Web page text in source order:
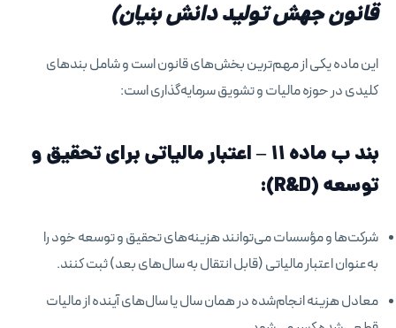
قانون جهش تولید دانش بنیان)
این ماده یکی از مهم‌ترین بخش‌های قانون است و شامل بندهای
کلیدی در حوزه مالیات و تشویق سرمایه‌گذاری است:
بند ب ماده ۱۱ –
اعتبار مالیاتی برای تحقیق و
توسعه (R&D)
:
شرکت‌ها و مؤسسات می‌توانند هزینه‌های تحقیق و توسعه خود را
به‌عنوان اعتبار مالیاتی (قابل انتقال به سال‌های بعد) ثبت کنند.
معادل هزینه انجام‌شده در همان سال یا سال‌های آینده از مالیات